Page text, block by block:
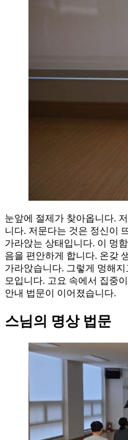
눈앞에 절제가 찾아옵니다.
니다. 저문다는 것은 정신이
가라앉는 상태입니다. 이 멍
음을 편안하게 합니다. 온갖
가라앉습니다. 그렇게 멍해
모입니다. 고요 속에서 집중
안내 법문이 이어졌습니다.
스님의 명상 법문